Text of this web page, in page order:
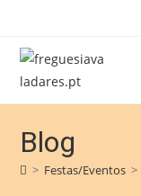
Blog
> Festas/Eventos >